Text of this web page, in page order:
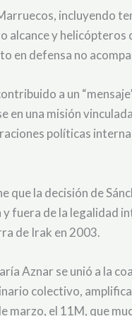
y
defensa no
a un
una misión
políticas
que la decisión de
fuera de la legalidad
de Irak en 2003.
Aznar se unió a la
colectivo,
el 11M, que